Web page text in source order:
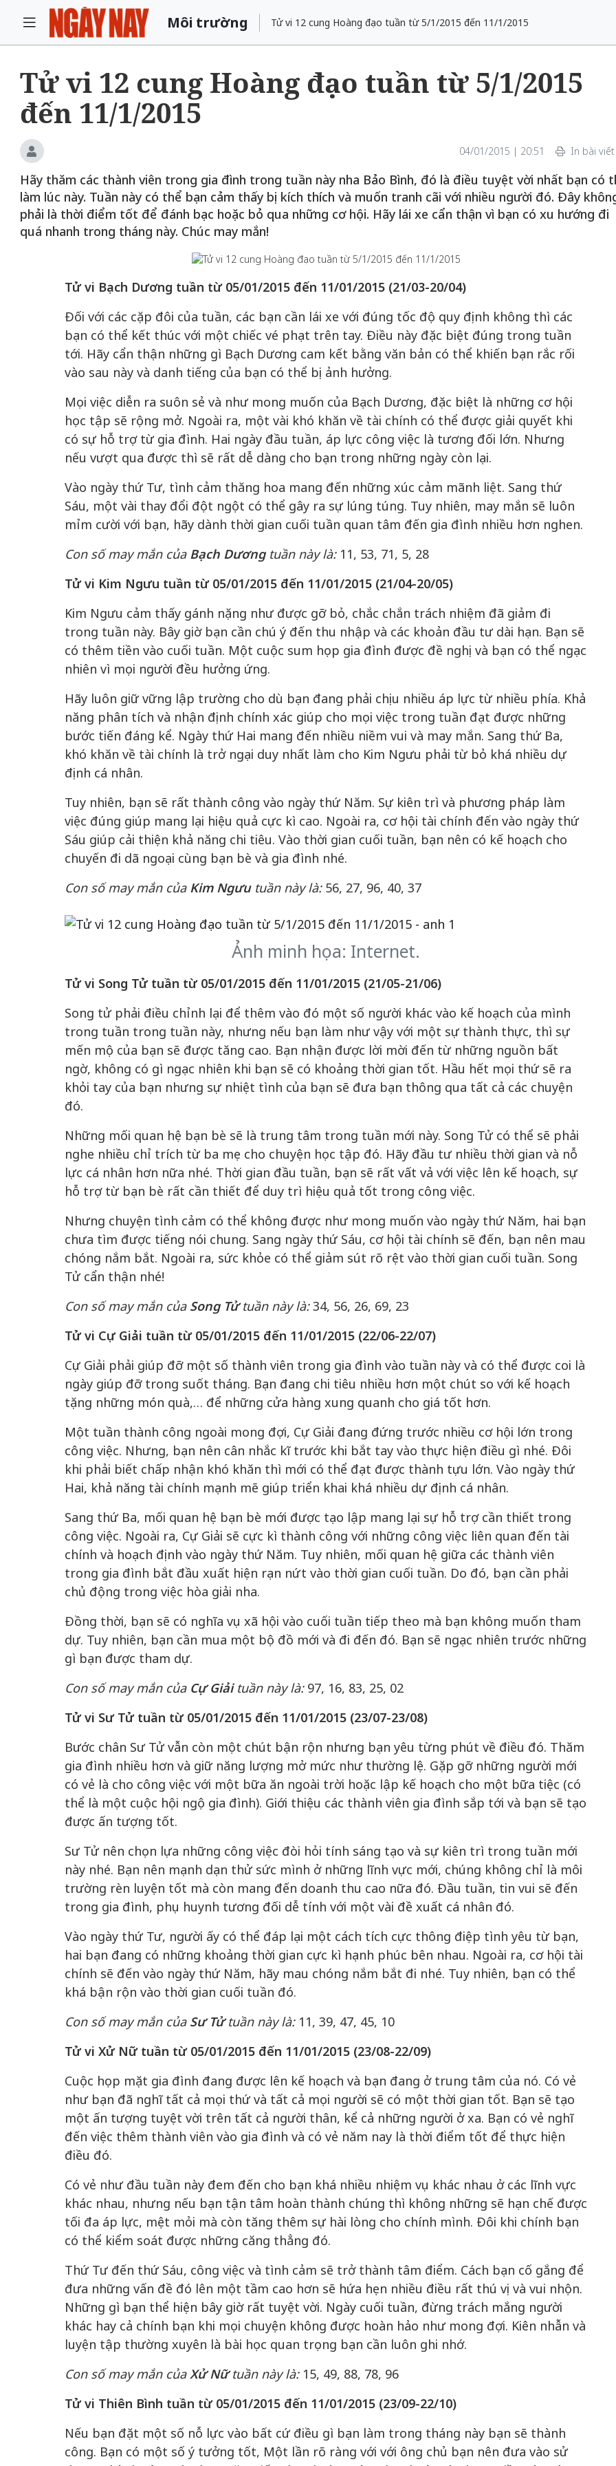
Môi trường Tử vi 12 cung Hoàng đạo tuần từ 5/1/2015 đến 11/1/2015
Tử vi 12 cung Hoàng đạo tuần từ 5/1/2015
đến 11/1/2015
04/01/2015 | 20:51 In bài viết
Hãy thăm các thành viên trong gia đình trong tuần này nha Bảo Bình, đó là điều tuyệt vời nhất bạn có
làm lúc này. Tuần này có thể bạn cảm thấy bị kích thích và muốn tranh cãi với nhiều người đó. Đây
phải là thời điểm tốt để đánh bạc hoặc bỏ qua những cơ hội. Hãy lái xe cẩn thận vì bạn có xu hướng đi
quá nhanh trong tháng này. Chúc may mắn!
Tử vi Bạch Dương tuần từ 05/01/2015 đến 11/01/2015 (21/03-20/04)
Đối với các cặp đôi của tuần, các bạn cần lái xe với đúng tốc độ quy định không thì các
bạn có thể kết thúc với một chiếc vé phạt trên tay. Điều này đặc biệt đúng trong tuần
tới. Hãy cẩn thận những gì Bạch Dương cam kết bằng văn bản có thể khiến bạn rắc rối
vào sau này và danh tiếng của bạn có thể bị ảnh hưởng.
Mọi việc diễn ra suôn sẻ và như mong muốn của Bạch Dương, đặc biệt là những cơ hội
học tập sẽ rộng mở. Ngoài ra, một vài khó khăn về tài chính có thể được giải quyết khi
có sự hỗ trợ từ gia đình. Hai ngày đầu tuần, áp lực công việc là tương đối lớn. Nhưng
nếu vượt qua được thì sẽ rất dễ dàng cho bạn trong những ngày còn lại.
Vào ngày thứ Tư, tình cảm thăng hoa mang đến những xúc cảm mãnh liệt. Sang thứ
Sáu, một vài thay đổi đột ngột có thể gây ra sự lúng túng. Tuy nhiên, may mắn sẽ luôn
mỉm cười với bạn, hãy dành thời gian cuối tuần quan tâm đến gia đình nhiều hơn nghen.
Con số may mắn củaBạch Dương tuần này là: 11, 53, 71, 5, 28
Tử vi Kim Ngưu tuần từ 05/01/2015 đến 11/01/2015 (21/04-20/05)
Kim Ngưu cảm thấy gánh nặng như được gỡ bỏ, chắc chắn trách nhiệm đã giảm đi
trong tuần này. Bây giờ bạn cần chú ý đến thu nhập và các khoản đầu tư dài hạn. Bạn sẽ
có thêm tiền vào cuối tuần. Một cuộc sum họp gia đình được đề nghị và bạn có thể ngạc
nhiên vì mọi người đều hưởng ứng.
Hãy luôn giữ vững lập trường cho dù bạn đang phải chịu nhiều áp lực từ nhiều phía. Khả
năng phân tích và nhận định chính xác giúp cho mọi việc trong tuần đạt được những
bước tiến đáng kể. Ngày thứ Hai mang đến nhiều niềm vui và may mắn. Sang thứ Ba,
khó khăn về tài chính là trở ngại duy nhất làm cho Kim Ngưu phải từ bỏ khá nhiều dự
định cá nhân.
Tuy nhiên, bạn sẽ rất thành công vào ngày thứ Năm. Sự kiên trì và phương pháp làm
việc đúng giúp mang lại hiệu quả cực kì cao. Ngoài ra, cơ hội tài chính đến vào ngày thứ
Sáu giúp cải thiện khả năng chi tiêu. Vào thời gian cuối tuần, bạn nên có kế hoạch cho
chuyến đi dã ngoại cùng bạn bè và gia đình nhé.
Con số may mắn của Kim Ngưu tuần này là: 56, 27, 96, 40, 37
Ảnh minh họa: Internet.
Tử vi Song Tử tuần từ 05/01/2015 đến 11/01/2015 (21/05-21/06)
Song tử phải điều chỉnh lại để thêm vào đó một số người khác vào kế hoạch của mình
trong tuần trong tuần này, nhưng nếu bạn làm như vậy với một sự thành thực, thì sự
mến mộ của bạn sẽ được tăng cao. Bạn nhận được lời mời đến từ những nguồn bất
ngờ, không có gì ngạc nhiên khi bạn sẽ có khoảng thời gian tốt. Hầu hết mọi thứ sẽ ra
khỏi tay của bạn nhưng sự nhiệt tình của bạn sẽ đưa bạn thông qua tất cả các chuyện
đó.
Những mối quan hệ bạn bè sẽ là trung tâm trong tuần mới này. Song Tử có thể sẽ phải
nghe nhiều chỉ trích từ ba mẹ cho chuyện học tập đó. Hãy đầu tư nhiều thời gian và nỗ
lực cá nhân hơn nữa nhé. Thời gian đầu tuần, bạn sẽ rất vất vả với việc lên kế hoạch, sự
hỗ trợ từ bạn bè rất cần thiết để duy trì hiệu quả tốt trong công việc.
Nhưng chuyện tình cảm có thể không được như mong muốn vào ngày thứ Năm, hai bạn
chưa tìm được tiếng nói chung. Sang ngày thứ Sáu, cơ hội tài chính sẽ đến, bạn nên mau
chóng nắm bắt. Ngoài ra, sức khỏe có thể giảm sút rõ rệt vào thời gian cuối tuần. Song
Tử cẩn thận nhé!
Con số may mắn của Song Tửtuần này là:34, 56, 26, 69, 23
Tử vi Cự Giải tuần từ 05/01/2015 đến 11/01/2015 (22/06-22/07)
Cự Giải phải giúp đỡ một số thành viên trong gia đình vào tuần này và có thể được coi là
ngày giúp đỡ trong suốt tháng. Bạn đang chi tiêu nhiều hơn một chút so với kế hoạch
tặng những món quà,… để những cửa hàng xung quanh cho giá tốt hơn.
Một tuần thành công ngoài mong đợi, Cự Giải đang đứng trước nhiều cơ hội lớn trong
công việc. Nhưng, bạn nên cân nhắc kĩ trước khi bắt tay vào thực hiện điều gì nhé. Đôi
khi phải biết chấp nhận khó khăn thì mới có thể đạt được thành tựu lớn. Vào ngày thứ
Hai, khả năng tài chính mạnh mẽ giúp triển khai khá nhiều dự định cá nhân.
Sang thứ Ba, mối quan hệ bạn bè mới được tạo lập mang lại sự hỗ trợ cần thiết trong
công việc. Ngoài ra, Cự Giải sẽ cực kì thành công với những công việc liên quan đến tài
chính và hoạch định vào ngày thứ Năm. Tuy nhiên, mối quan hệ giữa các thành viên
trong gia đình bắt đầu xuất hiện rạn nứt vào thời gian cuối tuần. Do đó, bạn cần phải
chủ động trong việc hòa giải nha.
Đồng thời, bạn sẽ có nghĩa vụ xã hội vào cuối tuần tiếp theo mà bạn không muốn tham
dự. Tuy nhiên, bạn cần mua một bộ đồ mới và đi đến đó. Bạn sẽ ngạc nhiên trước những
gì bạn được tham dự.
Con số may mắn của Cự Giải tuần này là: 97, 16, 83, 25, 02
Tử vi Sư Tử tuần từ 05/01/2015 đến 11/01/2015 (23/07-23/08)
Bước chân Sư Tử vẫn còn một chút bận rộn nhưng bạn yêu từng phút về điều đó. Thăm
gia đình nhiều hơn và giữ năng lượng mở mức như thường lệ. Gặp gỡ những người mới
có vẻ là cho công việc với một bữa ăn ngoài trời hoặc lập kế hoạch cho một bữa tiệc (có
thể là một cuộc hội ngộ gia đình). Giới thiệu các thành viên gia đình sắp tới và bạn sẽ tạo
được ấn tượng tốt.
Sư Tử nên chọn lựa những công việc đòi hỏi tính sáng tạo và sự kiên trì trong tuần mới
này nhé. Bạn nên mạnh dạn thử sức mình ở những lĩnh vực mới, chúng không chỉ là môi
trường rèn luyện tốt mà còn mang đến doanh thu cao nữa đó. Đầu tuần, tin vui sẽ đến
trong gia đình, phụ huynh tương đối dễ tính với một vài đề xuất cá nhân đó.
Vào ngày thứ Tư, người ấy có thể đáp lại một cách tích cực thông điệp tình yêu từ bạn,
hai bạn đang có những khoảng thời gian cực kì hạnh phúc bên nhau. Ngoài ra, cơ hội tài
chính sẽ đến vào ngày thứ Năm, hãy mau chóng nắm bắt đi nhé. Tuy nhiên, bạn có thể
khá bận rộn vào thời gian cuối tuần đó.
Con số may mắn của Sư Tửtuần này là: 11, 39, 47, 45, 10
Tử vi Xử Nữ tuần từ 05/01/2015 đến 11/01/2015 (23/08-22/09)
Cuộc họp mặt gia đình đang được lên kế hoạch và bạn đang ở trung tâm của nó. Có vẻ
như bạn đã nghĩ tất cả mọi thứ và tất cả mọi người sẽ có một thời gian tốt. Bạn sẽ tạo
một ấn tượng tuyệt vời trên tất cả người thân, kể cả những người ở xa. Bạn có vẻ nghĩ
đến việc thêm thành viên vào gia đình và có vẻ năm nay là thời điểm tốt để thực hiện
điều đó.
Có vẻ như đầu tuần này đem đến cho bạn khá nhiều nhiệm vụ khác nhau ở các lĩnh vực
khác nhau, nhưng nếu bạn tận tâm hoàn thành chúng thì không những sẽ hạn chế được
tối đa áp lực, mệt mỏi mà còn tăng thêm sự hài lòng cho chính mình. Đôi khi chính bạn
có thể kiểm soát được những căng thẳng đó.
Thứ Tư đến thứ Sáu, công việc và tình cảm sẽ trở thành tâm điểm. Cách bạn cố gắng để
đưa những vấn đề đó lên một tầm cao hơn sẽ hứa hẹn nhiều điều rất thú vị và vui nhộn.
Những gì bạn thể hiện bây giờ rất tuyệt vời. Ngày cuối tuần, đừng trách mắng người
khác hay cả chính bạn khi mọi chuyện không được hoàn hảo như mong đợi. Kiên nhẫn và
luyện tập thường xuyên là bài học quan trọng bạn cần luôn ghi nhớ.
Con số may mắn củaXử Nữtuần này là: 15, 49, 88, 78, 96
Tử vi Thiên Bình tuần từ 05/01/2015 đến 11/01/2015 (23/09-22/10)
Nếu bạn đặt một số nỗ lực vào bất cứ điều gì bạn làm trong tháng này bạn sẽ thành
công. Bạn có một số ý tưởng tốt, Một lần rõ ràng với với ông chủ bạn nên đưa vào sử
của những chiếc
trên không gian
Khách đến chơi nhà
Lê Hiền
Bắc Biên - Giữ một ngôi
làng ven sông Hồng
TS. Trần Kim Hào
Hà Nội vững bước vào
không gian phát triển
mới - Kỳ 5: Thủ đô qua
lăng kính số hóa
nhập UNESCO: Khơi
nguồn nội lực văn hóa,
định hình vị thế kiến
tạo | Kỳ 4: Sáng kiến
nhập UNESCO: Khơi
nguồn nội lực văn hóa,
định hình vị thế kiến
tạo | Kỳ 3: Hội nhập
nguồn nội lực
định hình vị
tạo | Kỳ 1:
hòa bình thể